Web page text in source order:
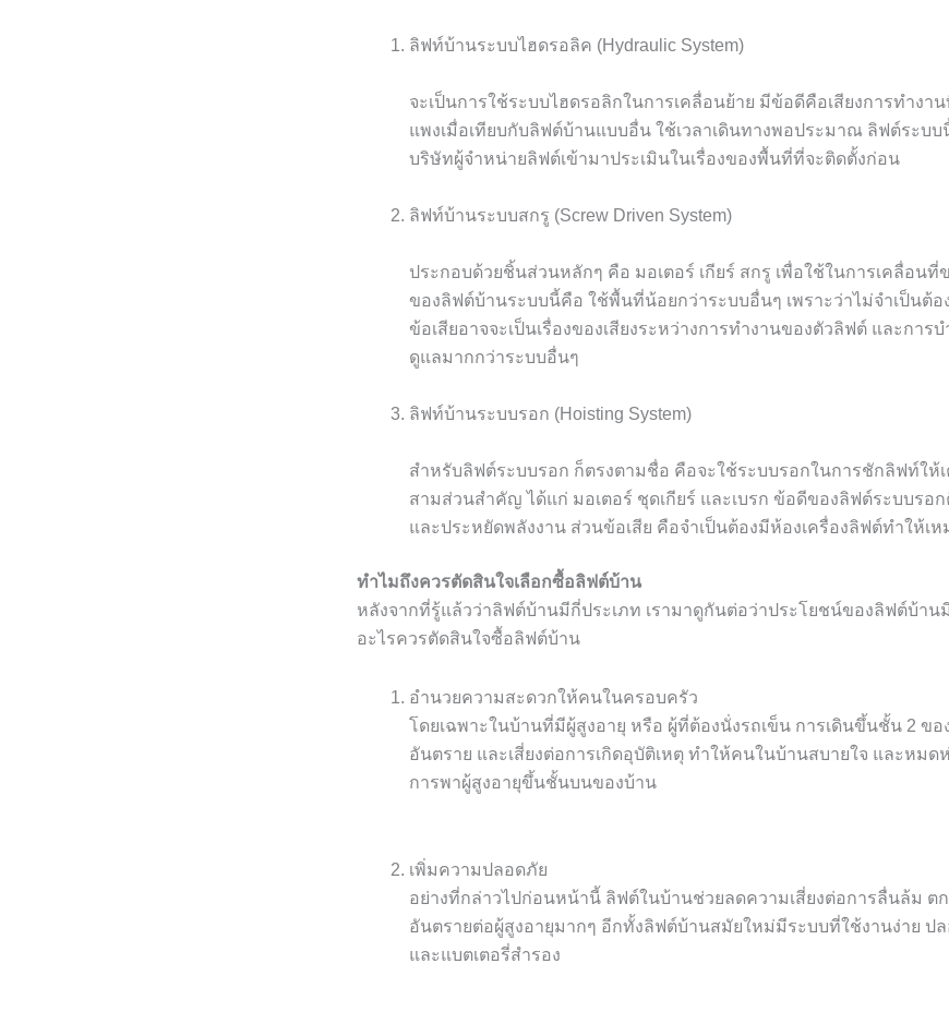
ลิฟท์บ้านระบบไฮดรอลิค (Hydraulic System)
จะเป็นการใช้ระบบไฮดรอลิกในการเคลื่อนย้าย มีข้อดีคือเสียงการทำงา
แพงเมื่อเทียบกับลิฟต์บ้านแบบอื่น ใช้เวลาเดินทางพอประมาณ ลิฟต์ระบบ
บริษัทผู้จำหน่ายลิฟต์เข้ามาประเมินในเรื่องของพื้นที่ที่จะติดตั้งก่อน
ลิฟท์บ้านระบบสกรู (Screw Driven System)
ประกอบด้วยชิ้นส่วนหลักๆ คือ มอเตอร์ เกียร์ สกรู เพื่อใช้ในการเคลื่อน
ของลิฟต์บ้านระบบนี้คือ ใช้พื้นที่น้อยกว่าระบบอื่นๆ เพราะว่าไม่จำเป็นต้อ
ข้อเสียอาจจะเป็นเรื่องของเสียงระหว่างการทำงานของตัวลิฟต์ และการ
ดูแลมากกว่าระบบอื่นๆ
ลิฟท์บ้านระบบรอก (Hoisting System)
สำหรับลิฟต์ระบบรอก ก็ตรงตามชื่อ คือจะใช้ระบบรอกในการชักลิฟท์ให้
สามส่วนสำคัญ ได้แก่ มอเตอร์ ชุดเกียร์ และเบรก ข้อดีของลิฟต์ระบบรอก
และประหยัดพลังงาน ส่วนข้อเสีย คือจำเป็นต้องมีห้องเครื่องลิฟต์ทำให้เ
ทำไมถึงควรตัดสินใจเลือกซื้อลิฟต์บ้าน
หลังจากที่รู้แล้วว่าลิฟต์บ้านมีกี่ประเภท เรามาดูกันต่อว่าประโยชน์ของลิฟต์บ้านมี
อะไรควรตัดสินใจซื้อลิฟต์บ้าน
อำนวยความสะดวกให้คนในครอบครัว
โดยเฉพาะในบ้านที่มีผู้สูงอายุ หรือ ผู้ที่ต้องนั่งรถเข็น การเดินขึ้นชั้น 2 ขอ
อันตราย และเสี่ยงต่อการเกิดอุบัติเหตุ ทำให้คนในบ้านสบายใจ และหมด
การพาผู้สูงอายุขึ้นชั้นบนของบ้าน
เพิ่มความปลอดภัย
อย่างที่กล่าวไปก่อนหน้านี้ ลิฟต์ในบ้านช่วยลดความเสี่ยงต่อการลื่นล้ม ต
อันตรายต่อผู้สูงอายุมากๆ อีกทั้งลิฟต์บ้านสมัยใหม่มีระบบที่ใช้งานง่าย ป
และแบตเตอรี่สำรอง